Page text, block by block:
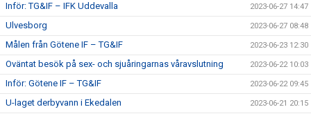
Inför: TG&IF – IFK Uddevalla 2023-06-27 14:47
Ulvesborg 2023-06-27 08:48
Målen från Götene IF – TG&IF 2023-06-23 12:30
Oväntat besök på sex- och sjuåringarnas våravslutning 2023-06-22 10:03
Inför: Götene IF – TG&IF 2023-06-22 09:45
U-laget derbyvann i Ekedalen 2023-06-21 20:15